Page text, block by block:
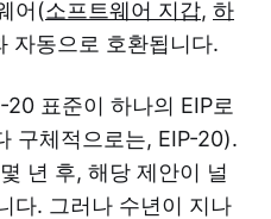
어(소프트웨어 지갑, 하
자동으로 호환됩니다.
표준이 하나의 EIP로
구체적으로는, EIP-20).
년 후, 해당 제안이 널
다. 그러나 수년이 지나